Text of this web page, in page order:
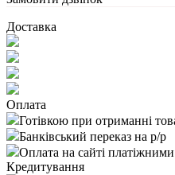
Доставка
Оплата
Готівкою при отриманні
Банківський переказ на р/р
Оплата на сайті
Кредитування